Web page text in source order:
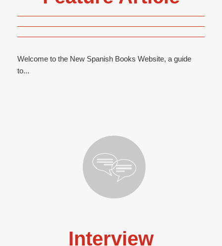
Welcome to the New Spanish Books Website, a guide
to...
Interview